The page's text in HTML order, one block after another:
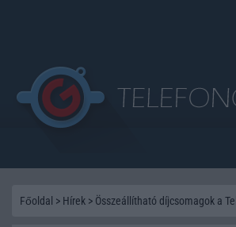
Főoldal > Hírek > Összeállítható díjcsomagok a